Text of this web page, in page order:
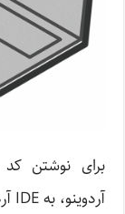
برای نوشتن کد
آردوینو، به IDE آردوینو نیاز داریم.